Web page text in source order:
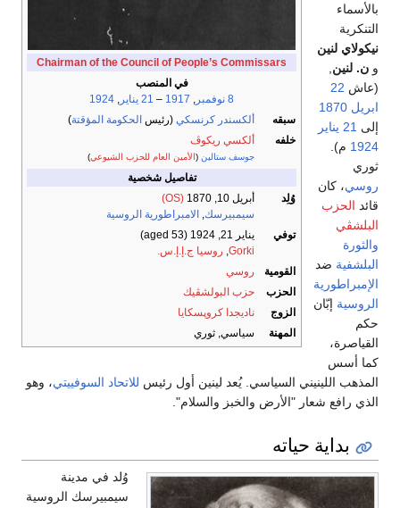
Chairman of the Council of People’s Commissars
في المنصب
8 نوفمبر
,
1917
– 21 يناير ,
1924
سبقه
ألكسندر كرنسكي (رئيس الحكومة المؤقتة)
خلفه
ألكسي ريكوڤ
جوسف ستالين (الأمين العام للحزب الشيوعي)
تفاصيل شخصية
وُلِد
أبريل 10, 1870
(OS)
سيمبيرسك, الامبراطورية الروسية
توفي
يناير 21, 1924
(aged 53)
Gorki
, روسيا ج.إ.إ.س.
القومية
روسي
الحزب
حزب البولشڤيك
الزوج
ناديجدا كروپسكايا
المهنة
سياسي, ثوري
بالأسماء
التنكرية
نيكولاي لنين
و ن. لنين
(عاش 22
ابريل 1870
إلى 21 يناير
1924 م).
ثوري
روسي، كان
قائد الحزب
البلشڤي
والثورة
البلشفية ضد
الإمبراطورية
الروسية إبّان
حكم
القياصرة،
كما أسس
المذهب اللينيني السياسي. يُعد لينين أول رئيس للاتحاد السوفييتي، وهو
الذي رافع شعار "الأرض والخبز والسلام".
بداية حياته
وُلد في مدينة
سيمبيرسك الروسية